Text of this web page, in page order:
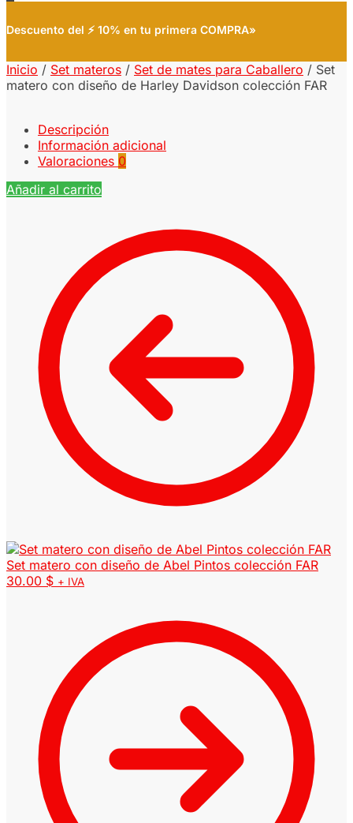
Descuento del ⚡ 10% en tu primera COMPRA»
Inicio / Set materos / Set de mates para Caballero / Set
matero con diseño de Harley Davidson colección FAR
Descripción
Información adicional
Valoraciones 0
Añadir al carrito
Set matero con diseño de Abel Pintos colección FAR
30.00 $ + IVA